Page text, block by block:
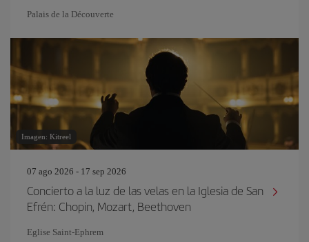
Palais de la Découverte
Imagen: Kitreel
07 ago 2026 - 17 sep 2026
Concierto a la luz de las velas en la Iglesia de San
Efrén: Chopin, Mozart, Beethoven
Eglise Saint‐Ephrem